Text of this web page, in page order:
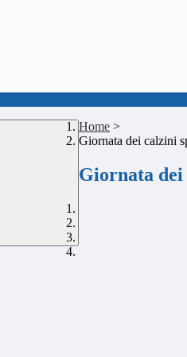
Home >
Giornata dei calzini
Giornata dei